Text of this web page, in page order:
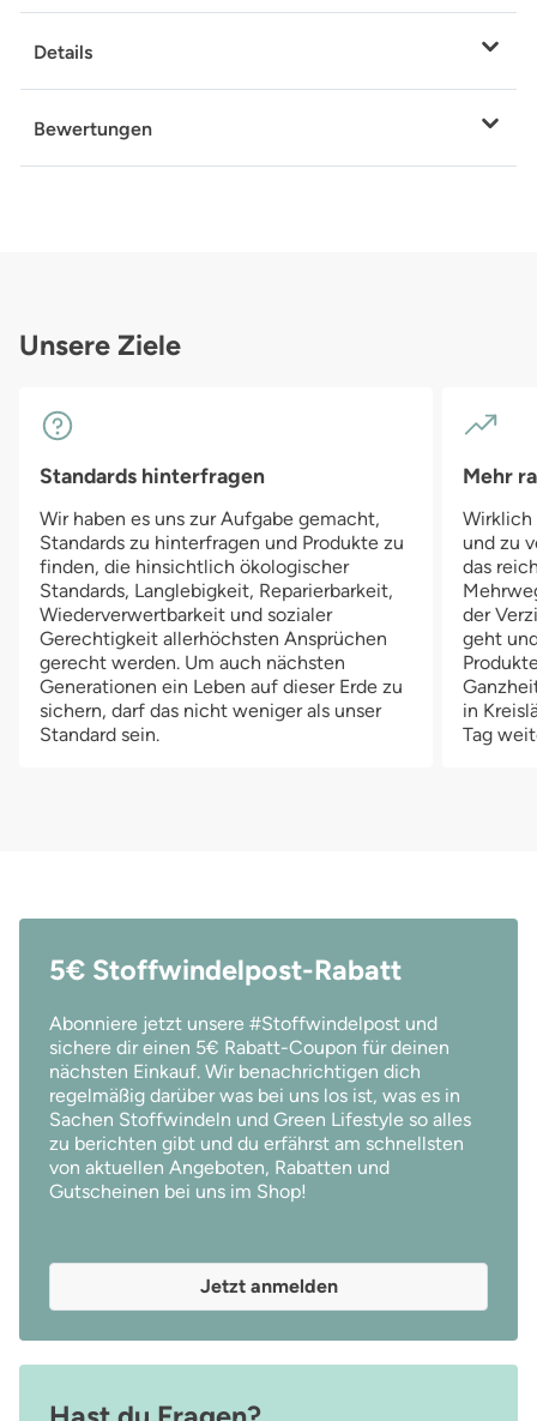
Details
Bewertungen
Unsere Ziele
Standards hinterfragen
Wir haben es uns zur Aufgabe gemacht,
Standards zu hinterfragen und Produkte zu
finden, die hinsichtlich ökologischer
Standards, Langlebigkeit, Reparierbarkeit,
Wiederverwertbarkeit und sozialer
Gerechtigkeit allerhöchsten Ansprüchen
gerecht werden. Um auch nächsten
Generationen ein Leben auf dieser Erde zu
sichern, darf das nicht weniger als unser
Standard sein.
Mehr
Wirklich
und zu
das
der
geht
in
Tag
5€ Stoffwindelpost-Rabatt
Abonniere jetzt unsere #Stoffwindelpost und
sichere dir einen 5€ Rabatt-Coupon für deinen
nächsten Einkauf. Wir benachrichtigen dich
regelmäßig darüber was bei uns los ist, was es in
Sachen Stoffwindeln und Green Lifestyle so alles
zu berichten gibt und du erfährst am schnellsten
von aktuellen Angeboten, Rabatten und
Gutscheinen bei uns im Shop!
Jetzt anmelden